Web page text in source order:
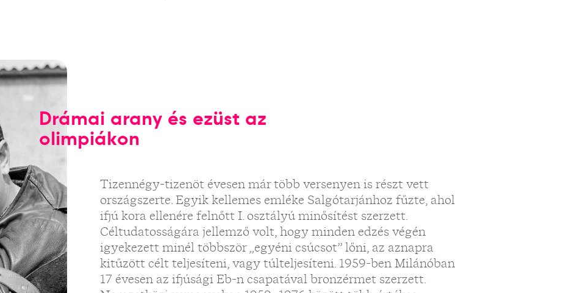
Drámai arany és ezüst az
olimpiákon
Tizennégy-tizenöt évesen már több versenyen is részt vett
országszerte. Egyik kellemes emléke Salgótarjánhoz fűzte, ahol
ifjú kora ellenére felnőtt I. osztályú minősítést szerzett.
Céltudatosságára jellemző volt, hogy minden edzés végén
igyekezett minél többször „egyéni csúcsot” lőni, az aznapra
kitűzött célt teljesíteni, vagy túlteljesíteni. 1959-ben Milánóban
17 évesen az ifjúsági Eb-n csapatával bronzérmet szerzett.